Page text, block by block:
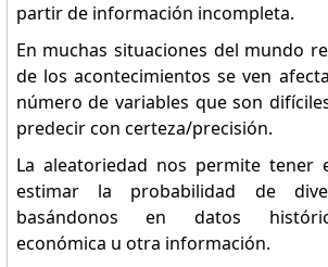
partir de información incompleta.
En muchas situaciones del mundo
de los acontecimientos se ven
número de variables que son
predecir con certeza/precisión.
La aleatoriedad nos permite tener
estimar la probabilidad de
basándonos en datos
económica u otra información.